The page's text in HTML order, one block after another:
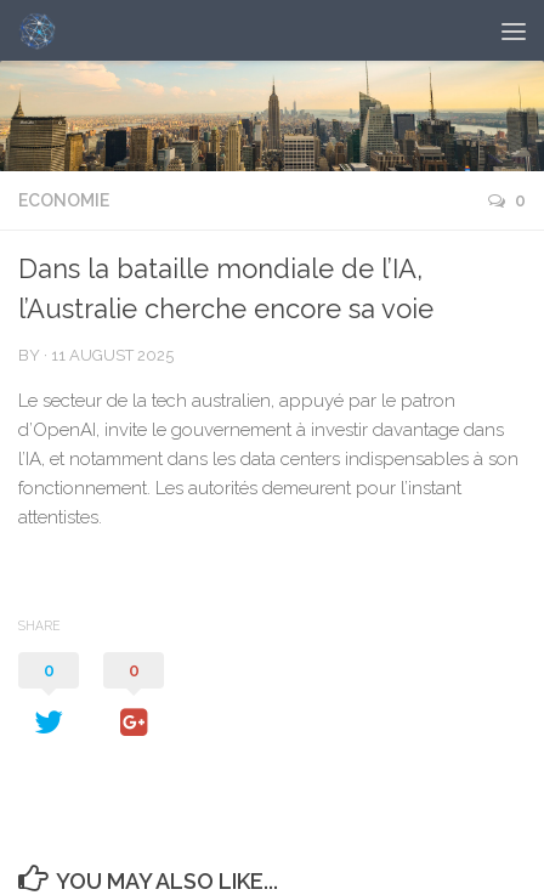
ECONOMIE 0
Dans la bataille mondiale de l’IA,
l’Australie cherche encore sa voie
BY · 11 AUGUST 2025
Le secteur de la tech australien, appuyé par le patron
d’OpenAI, invite le gouvernement à investir davantage dans
l’IA, et notamment dans les data centers indispensables à son
fonctionnement. Les autorités demeurent pour l’instant
attentistes.
SHARE
0 0
YOU MAY ALSO LIKE...